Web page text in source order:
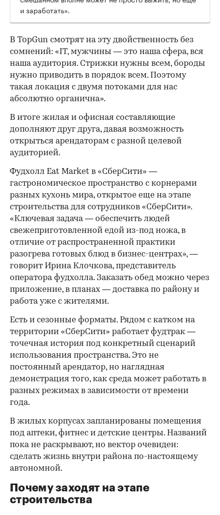
и заработать».
В TopGun смотрят на эту двойственность без
сомнений: «IT, мужчины — это наша сфера, вся
наша аудитория. Стрижки нужны всем, бороды
нужно приводить в порядок всем. Поэтому
такая локация с двумя потоками для нас
абсолютно органична».
В итоге жилая и офисная составляющие
дополняют друг друга, давая возможность
открыться арендаторам с разной целевой
аудиторией.
Фудхолл Eat Market в «СберСити» —
гастрономическое пространство с корнерами
разных кухонь мира, открытое еще на этапе
строительства для сотрудников «СберСити».
«Ключевая задача — обеспечить людей
свежеприготовленной едой из-под ножа, в
отличие от распространенной практики
разогрева готовых блюд в бизнес-центрах», —
говорит Ирина Клочкова, представитель
оператора фудхолла. Заказать обед можно через
приложение, в планах — доставка по району и
работа уже с жителями.
Есть и сезонные форматы. Рядом с катком на
территории «СберСити» работает фудтрак —
точечная история под конкретный сценарий
использования пространства. Это не
постоянный арендатор, но наглядная
демонстрация того, как среда может работать в
разных режимах в зависимости от времени
года.
В жилых корпусах запланированы помещения
под аптеки, фитнес и детские центры. Названий
пока не раскрывают, но вектор очевиден:
сделать жизнь внутри района по-настоящему
автономной.
Почему заходят на этапе
строительства